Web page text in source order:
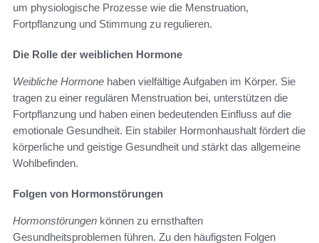
um physiologische Prozesse wie die Menstruation,
Fortpflanzung und Stimmung zu regulieren.
Die Rolle der weiblichen Hormone
Weibliche Hormone haben vielfältige Aufgaben im Körper. Sie
tragen zu einer regulären Menstruation bei, unterstützen die
Fortpflanzung und haben einen bedeutenden Einfluss auf die
emotionale Gesundheit. Ein stabiler Hormonhaushalt fördert die
körperliche und geistige Gesundheit und stärkt das allgemeine
Wohlbefinden.
Folgen von Hormonstörungen
Hormonstörungen können zu ernsthaften
Gesundheitsproblemen führen. Zu den häufigsten Folgen